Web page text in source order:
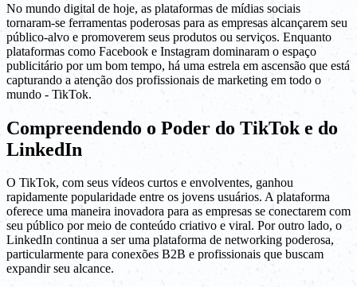
No mundo digital de hoje, as plataformas de mídias sociais
tornaram-se ferramentas poderosas para as empresas alcançarem seu
público-alvo e promoverem seus produtos ou serviços. Enquanto
plataformas como Facebook e Instagram dominaram o espaço
publicitário por um bom tempo, há uma estrela em ascensão que está
capturando a atenção dos profissionais de marketing em todo o
mundo - TikTok.
Compreendendo o Poder do TikTok e do
LinkedIn
O TikTok, com seus vídeos curtos e envolventes, ganhou
rapidamente popularidade entre os jovens usuários. A plataforma
oferece uma maneira inovadora para as empresas se conectarem com
seu público por meio de conteúdo criativo e viral. Por outro lado, o
LinkedIn continua a ser uma plataforma de networking poderosa,
particularmente para conexões B2B e profissionais que buscam
expandir seu alcance.